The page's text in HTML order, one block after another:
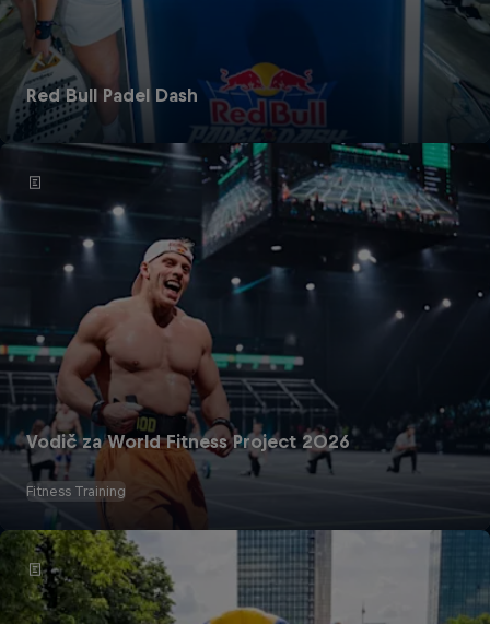
Red Bull Padel Dash
Vodič za World Fitness Project 2026
Fitness Training